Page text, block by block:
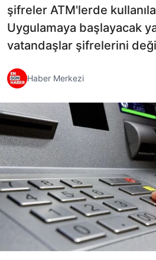
şifreler ATM'lerde
Uygulamaya başlayacak
vatandaşlar şifrelerini
Haber Merkezi